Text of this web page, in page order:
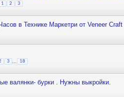
1 2 3
в Технике Маркетри от Veneer Craft
3 18
валянки- бурки . Нужны выкройки.